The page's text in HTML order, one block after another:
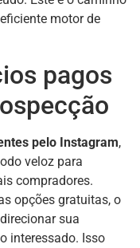
motor de
pagos
pelo Instagram,
veloz para
compradores.
opções gratuitas, o
sua
interessado. Isso